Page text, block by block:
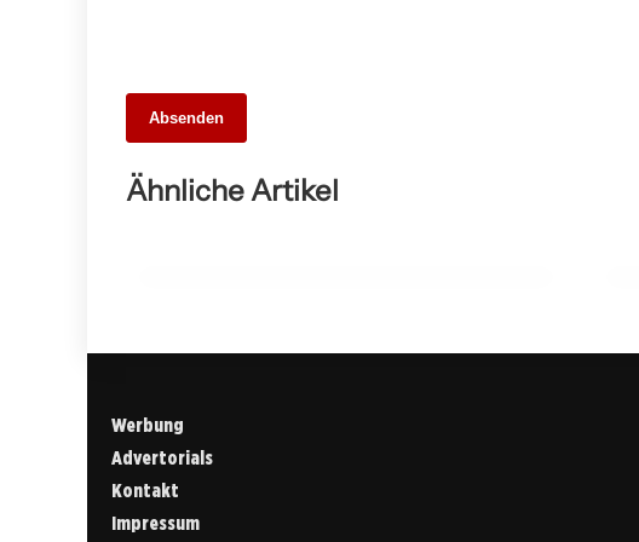
Absenden
Ähnliche Artikel
Die 10 besten Webdesigner und
Agenturen in Stuttgart – Unsere Stadt
Werbung
Advertorials
Kontakt
Impressum